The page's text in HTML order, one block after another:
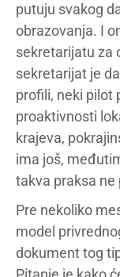
putuju svakog
obrazovanja. I
sekretarijatu za
sekretarijat je
profili, neki pilot
proaktivnosti
krajeva,
ima još,
takva praksa ne
Pre nekoliko
model
dokument tog